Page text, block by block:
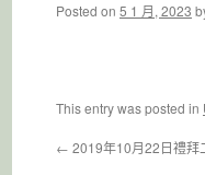
Posted on 5 1 月, 2023
This entry was posted in
← 2019年10月22日禮拜